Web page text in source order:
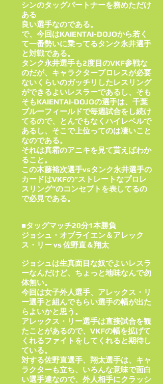
シンのタッグパートナーを務めただけ
ある
良い選手なのである。
で、今回はKAIENTAI-DOJOから若く
て一番勢いに乗ってるタンク永井選手
と対戦である。
タンク永井選手も2度目のVKF参戦な
のだが、キャラクタープロレスが必要
ないくらいのガッチリしたレスリング
ができるよいレスラーであるし、そも
そもKAIENTAI-DOJOの選手は、千葉
ブルーフィールドで毎週試合をし続け
てるので、とんでもなくハイレベルで
あるし、そこで上位ってのは凄いこと
なのである。
それは真霜のアニキを見て貰えばわか
ること。
この木藤裕次選手vsタンク永井選手の
カードはVKFの”ストレートなプロレ
スリング”のコンセプトを表してるの
で必見である。
■タッグマッチ20分1本勝負
ジョシュ・オブライエン＆アレック
ス・リー vs 佐野直＆翔太
ジョシュは生真面目な奴でよいレスラ
ーなんだけど、ちょっと地味なんで勿
体無い。
今回は女子外人選手、アレックス・リ
ー選手と組んでもらい選手の幅が出た
らよいかと思う。
アレックス・リー選手は直接試合を観
たことがあるので、VKFの幅を拡げて
くれるファイトをしてくれると期待し
ている。
対する佐野直選手、翔太選手は、キャ
ラクターも立ち、いろんな意味で面白
い選手達なので、外人相手にクラッシ